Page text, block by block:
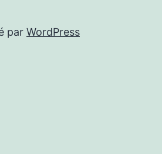
par WordPress